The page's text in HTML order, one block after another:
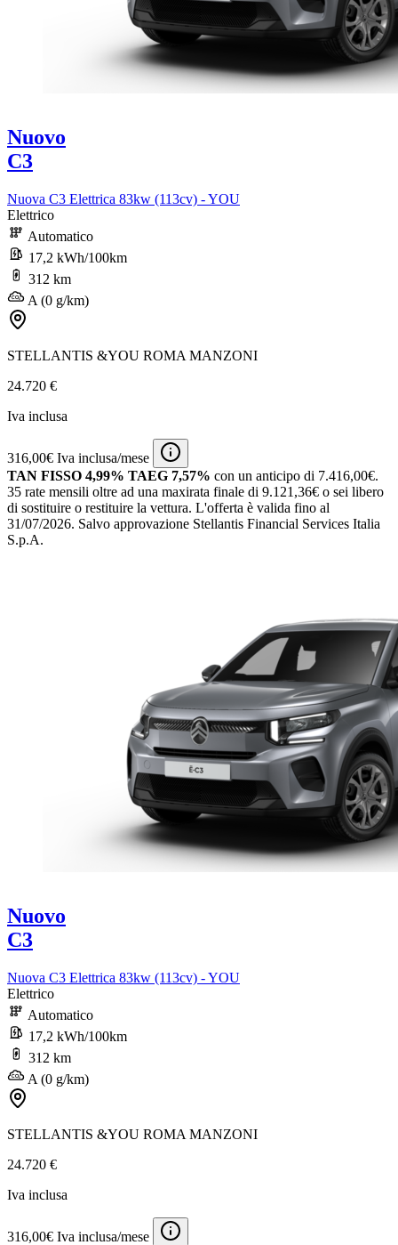
Nuovo
C3
Nuova C3 Elettrica 83kw (113cv) - YOU
Elettrico
Automatico
17,2 kWh/100km
312 km
A (0 g/km)
STELLANTIS &YOU ROMA MANZONI
24.720 €
Iva inclusa
316,00€ Iva inclusa/mese
TAN FISSO 4,99% TAEG 7,57% con un anticipo di 7.416,00€.
35 rate mensili oltre ad una maxirata finale di 9.121,36€ o sei libero
di sostituire o restituire la vettura. L'offerta è valida fino al
31/07/2026. Salvo approvazione Stellantis Financial Services Italia
S.p.A.
Nuovo
C3
Nuova C3 Elettrica 83kw (113cv) - YOU
Elettrico
Automatico
17,2 kWh/100km
312 km
A (0 g/km)
STELLANTIS &YOU ROMA MANZONI
24.720 €
Iva inclusa
316,00€ Iva inclusa/mese